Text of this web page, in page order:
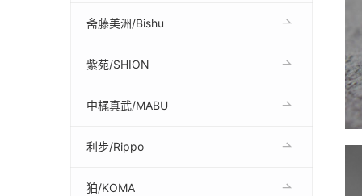
斋藤美洲/Bishu
紫苑/SHION
中梶真武/MABU
利步/Rippo
狛/KOMA